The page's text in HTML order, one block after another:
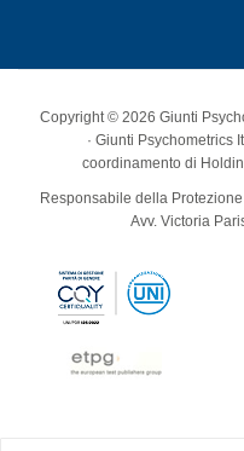
Copyright © 2026 Giunti
· Giunti Psychometrics
coordinamento di
Responsabile della
Avv. Victoria